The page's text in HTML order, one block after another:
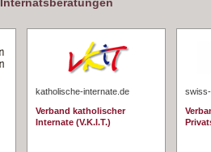
katholische-internate.de
Verband katholischer
Internate (V.K.I.T.)